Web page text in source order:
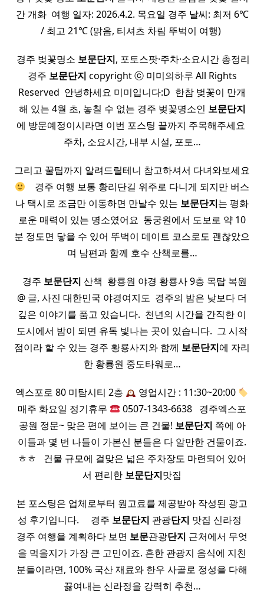
간 개화 ​ 여행 일자: 2026.4.2. 목요일 경주 날씨: 최저 6℃
/ 최고 21℃ (맑음, 티셔츠 차림 뚜벅이 여행) ​
​ 경주 벚꽃명소 보문단지, 포토스팟·주차·소요시간 총정리
경주 보문단지 copyright ⓒ 미미의하루 All Rights
Reserved ​ 안녕하세요 미미입니다:D ​ 한참 벚꽃이 만개
해 있는 4월 초, 놓칠 수 없는 경주 벚꽃명소인 보문단지
에 방문예정이시라면 이번 포스팅 끝까지 주목해주세요 ​
주차, 소요시간, 내부 시설, 포토…
그리고 꿀팁까지 알려드릴테니 참고하셔서 다녀와보세요
​ ​ ​ 경주 여행 보통 황리단길 위주로 다니게 되지만 버스
나 택시로 조금만 이동하면 만날수 있는 보문단지는 평화
로운 매력이 있는 명소였어요 ​ 동궁원에서 도보로 약 10
분 정도면 닿을 수 있어 뚜벅이 데이트 코스로도 괜찮았으
며 남편과 함께 호수 산책로를…
​ ​ 경주 보문단지 산책 ​ 황룡원 야경 황룡사 9층 목탑 복원
@ 글, 사진 대한민국 야경여지도 ​ 경주의 밤은 낮보다 더
깊은 이야기를 품고 있습니다. ​ 천년의 시간을 간직한 이
도시에서 밤이 되면 유독 빛나는 곳이 있습니다. ​ 그 시작
점이라 할 수 있는 경주 황룡사지와 함께 보문단지에 자리
한 황룡원 중도타워로…
엑스포로 80 미탐시티 2층
영업시간 : 11:30~20:00
매주 화요일 정기휴무
0507-1343-6638 ​ ​ 경주엑스포
공원 정문~ 맞은 편에 보이는 큰 건물! 보문단지 쪽에 아
이들과 몇 번 나들이 가본신 분들은 다 알만한 건물이죠.
ㅎㅎ ​ ​ 건물 규모에 걸맞은 넓은 주차장도 마련되어 있어
서 편리한 보문단지맛집
본 포스팅은 업체로부터 원고료를 제공받아 작성된 광고
성 후기입니다. ​ ​ ​ ​ 경주 보문단지 관광단지 맛집 신라정 ​ ​
경주 여행을 계획하다 보면 보문관광단지 근처에서 무엇
을 먹을지가 가장 큰 고민이죠. 흔한 관광지 음식에 지친
분들이라면, 100% 국산 재료와 한우 사골로 정성을 다해
끓여내는 신라정을 강력히 추천…